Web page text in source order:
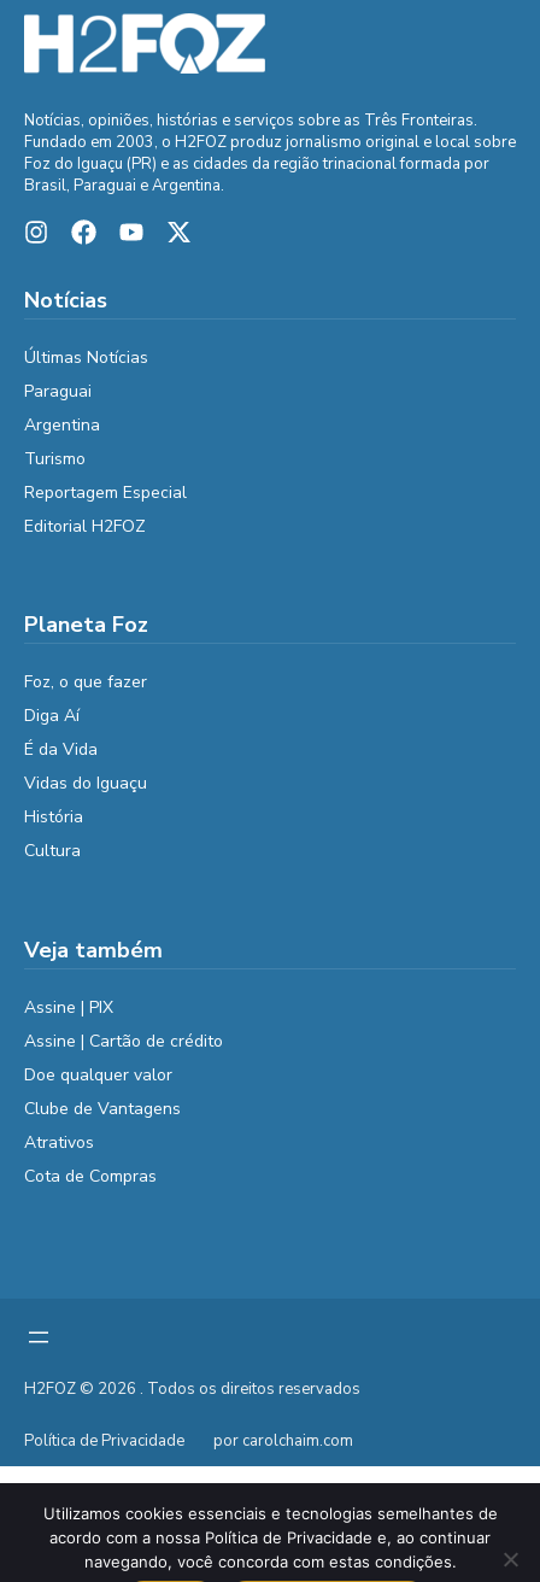
Notícias, opiniões, histórias e serviços sobre as Três Fronteiras.
Fundado em 2003, o H2FOZ produz jornalismo original e local sobre
Foz do Iguaçu (PR) e as cidades da região trinacional formada por
Brasil, Paraguai e Argentina.
Notícias
Últimas Notícias
Paraguai
Argentina
Turismo
Reportagem Especial
Editorial H2FOZ
Planeta Foz
Foz, o que fazer
Diga Aí
É da Vida
Vidas do Iguaçu
História
Cultura
Veja também
Assine | PIX
Assine | Cartão de crédito
Doe qualquer valor
Clube de Vantagens
Atrativos
Cota de Compras
H2FOZ © 2026 . Todos os direitos reservados
Política de Privacidade por carolchaim.com
Utilizamos cookies essenciais e tecnologias semelhantes de
acordo com a nossa Política de Privacidade e, ao continuar
navegando, você concorda com estas condições.